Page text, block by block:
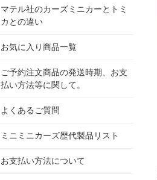
マテル社のカーズミニカーとトミ
カとの違い
お気に入り商品一覧
ご予約注文商品の発送時期、お支
払い方法等に関して。
よくあるご質問
ミニミニカーズ歴代製品リスト
お支払い方法について